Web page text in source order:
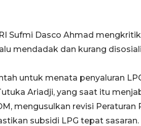
Sufmi Dasco Ahmad
mendadak dan kurang
untuk menata penyaluran
Ariadji, yang saat itu
mengusulkan revisi
subsidi LPG tepat